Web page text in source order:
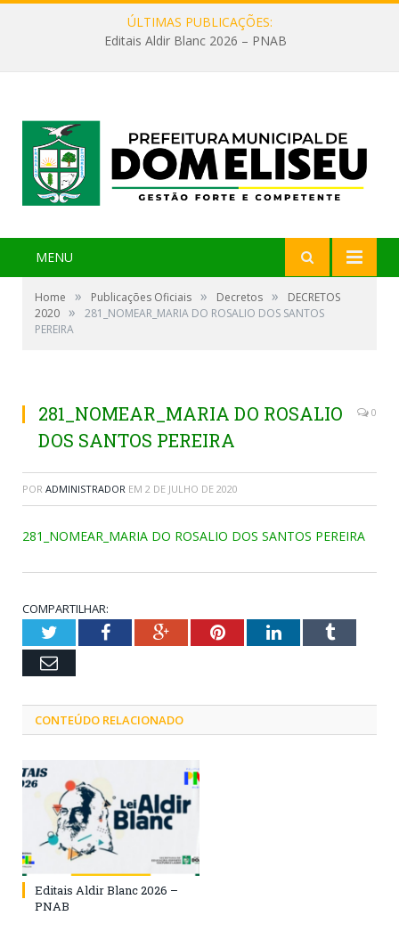
ÚLTIMAS PUBLICAÇÕES:
Editais Aldir Blanc 2026 – PNAB
MENU
Home » Publicações Oficiais » Decretos »
DECRETOS
2020 »
281_NOMEAR_MARIA DO ROSALIO DOS SANTOS
PEREIRA
281_NOMEAR_MARIA DO ROSALIO
DOS SANTOS PEREIRA
0
POR ADMINISTRADOR EM 2 DE JULHO DE 2020
281_NOMEAR_MARIA DO ROSALIO DOS SANTOS PEREIRA
COMPARTILHAR:
TwitterFacebookGoogle+PinterestLinkedInTumblr
Email
CONTEÚDO RELACIONADO
Editais Aldir Blanc 2026 –
PNAB